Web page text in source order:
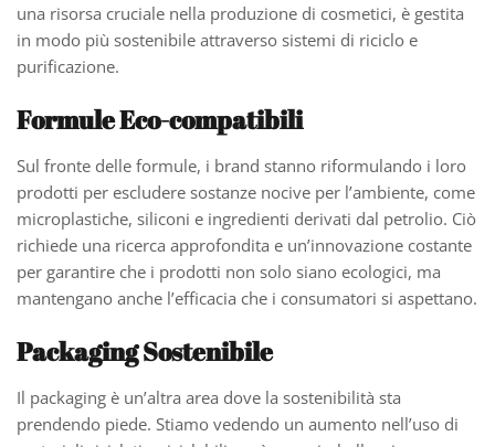
una risorsa cruciale nella produzione di cosmetici, è gestita
in modo più sostenibile attraverso sistemi di riciclo e
purificazione.
Formule Eco-compatibili
Sul fronte delle formule, i brand stanno riformulando i loro
prodotti per escludere sostanze nocive per l’ambiente, come
microplastiche, siliconi e ingredienti derivati dal petrolio. Ciò
richiede una ricerca approfondita e un’innovazione costante
per garantire che i prodotti non solo siano ecologici, ma
mantengano anche l’efficacia che i consumatori si aspettano.
Packaging Sostenibile
Il packaging è un’altra area dove la sostenibilità sta
prendendo piede. Stiamo vedendo un aumento nell’uso di